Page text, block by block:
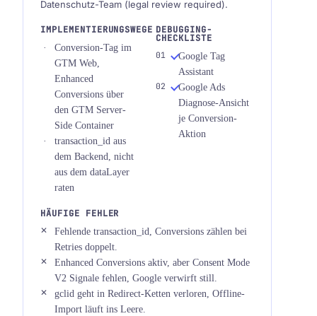
Datenschutz-Team (legal review required).
IMPLEMENTIERUNGSWEGE
Conversion-Tag im
GTM Web,
Enhanced
Conversions über
den GTM Server-
Side Container
transaction_id aus
dem Backend, nicht
aus dem dataLayer
raten
DEBUGGING-
CHECKLISTE
Google Tag
Assistant
Google Ads
Diagnose-Ansicht
je Conversion-
Aktion
HÄUFIGE FEHLER
Fehlende transaction_id, Conversions zählen bei
Retries doppelt.
Enhanced Conversions aktiv, aber Consent Mode
V2 Signale fehlen, Google verwirft still.
gclid geht in Redirect-Ketten verloren, Offline-
Import läuft ins Leere.